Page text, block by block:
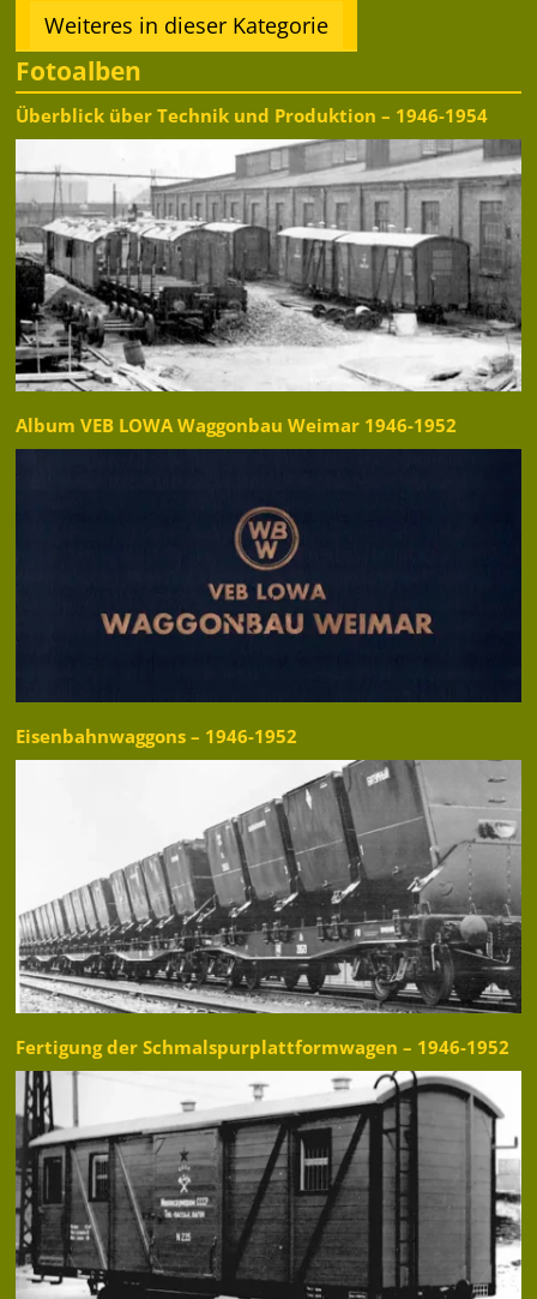
Weiteres in dieser Kategorie
Fotoalben
Überblick über Technik und Produktion – 1946-1954
Album VEB LOWA Waggonbau Weimar 1946-1952
Eisenbahnwaggons – 1946-1952
Fertigung der Schmalspurplattformwagen – 1946-1952